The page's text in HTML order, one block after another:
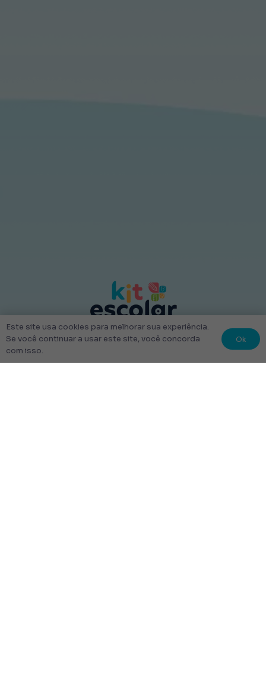
© 2022 Kit Escolar São Paulo.
Este site usa cookies para melhorar sua experiência.
Se você continuar a usar este site, você concorda
com isso.
Ok